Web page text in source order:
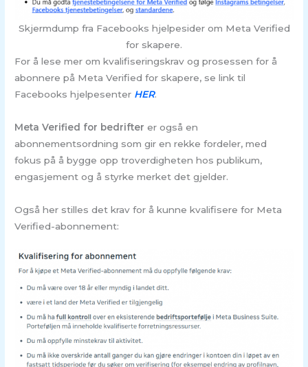
Skjermdump fra Facebooks hjelpesider om Meta Verified
for skapere.
For å lese mer om kvalifiseringskrav og prosessen for å
abonnere på Meta Verified for skapere, se link til
Facebooks hjelpesenter HER.
Meta Verified for bedrifter er også en
abonnementsordning som gir en rekke fordeler, med
fokus på å bygge opp troverdigheten hos publikum,
engasjement og å styrke merket det gjelder.
Også her stilles det krav for å kunne kvalifisere for Meta
Verified-abonnement: